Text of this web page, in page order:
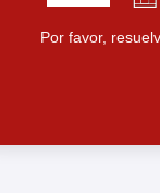
Por favor,